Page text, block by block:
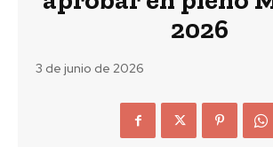
2026
3 de junio de 2026